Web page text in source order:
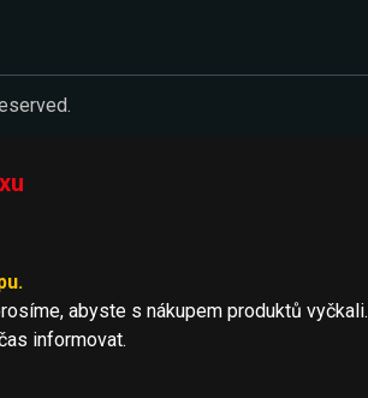
abyste s nákupem produktů vyčkali.
informovat.